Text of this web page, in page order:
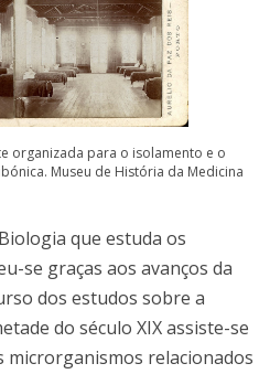
organizada para o isolamento e o
Museu de História da Medicina
que estuda os
se graças aos avanços da
dos estudos sobre a
do século XIX assiste-se
microrganismos relacionados